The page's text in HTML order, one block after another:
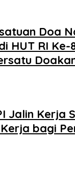
Doa
HUT RI Ke-
Jalin Kerja
bagi